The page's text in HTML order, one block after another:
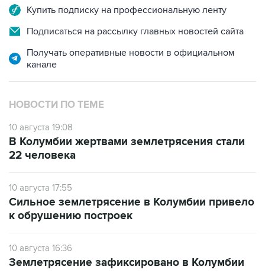
Подписаться на рассылку главных новостей сайта
Получать оперативные новости в официальном
НОВОСТИ ПО ТЕМЕ
10 августа 19:08
22 человека
к обрушению построек
10 августа 16:36